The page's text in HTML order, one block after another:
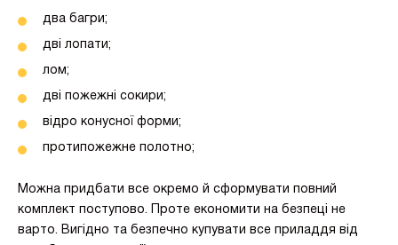
два багри;
дві лопати;
лом;
дві пожежні сокири;
відро конусної форми;
протипожежне полотно;
Можна придбати все окремо й сформувати повний
комплект поступово. Проте економити на безпеці не
варто. Вигідно та безпечно купувати все приладдя від